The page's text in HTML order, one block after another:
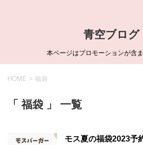
青空ブログ
本ページはプロモーションが含
HOME > 福袋
「 福袋 」 一覧
モス夏の福袋2023予